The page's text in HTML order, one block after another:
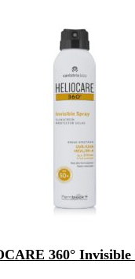
360° Invisible